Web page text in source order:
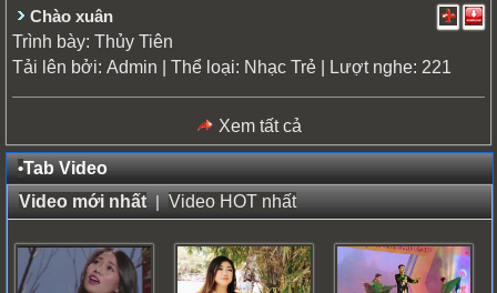
Chào xuân
Trình bày: Thủy Tiên
Tải lên bởi: Admin | Thể loại: Nhạc Trẻ | Lượt nghe: 221
Xem tất cả
•Tab Video
Video mới nhất|Video HOT nhất